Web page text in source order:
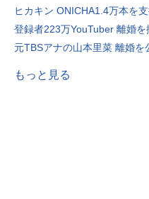
ヒカキン ONICHA1.4万本を
登録者223万YouTuber 離婚を
元TBSアナの山本里菜 離婚を
もっと見る